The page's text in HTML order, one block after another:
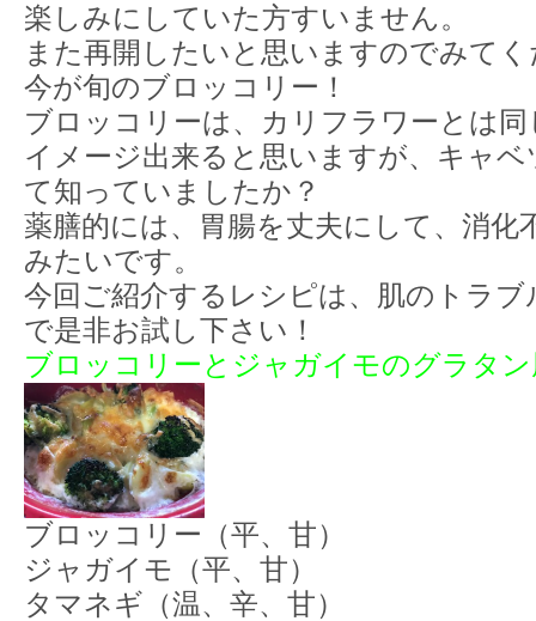
楽しみにしていた方すいません。
また再開したいと思いますのでみて
今が旬のブロッコリー！
ブロッコリーは、カリフラワーとは
イメージ出来ると思いますが、キャ
て知っていましたか？
薬膳的には、胃腸を丈夫にして、消化
みたいです。
今回ご紹介するレシピは、肌のトラ
で是非お試し下さい！
ブロッコリーとジャガイモのグラタ
ブロッコリー（平、甘）
ジャガイモ（平、甘）
タマネギ（温、辛、甘）